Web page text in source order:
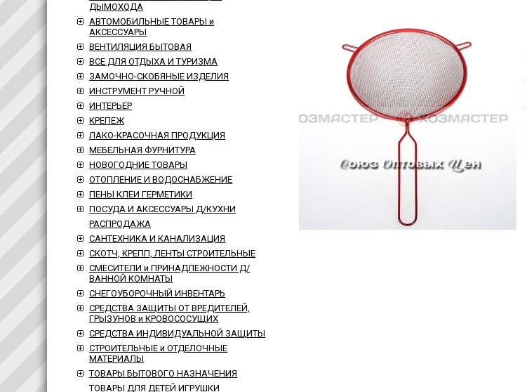
ДЫМОХОДА
АВТОМОБИЛЬНЫЕ ТОВАРЫ и
АКСЕССУАРЫ
ВЕНТИЛЯЦИЯ БЫТОВАЯ
ВСЕ ДЛЯ ОТДЫХА И ТУРИЗМА
ЗАМОЧНО-СКОБЯНЫЕ ИЗДЕЛИЯ
ИНСТРУМЕНТ РУЧНОЙ
ИНТЕРЬЕР
КРЕПЕЖ
ЛАКО-КРАСОЧНАЯ ПРОДУКЦИЯ
МЕБЕЛЬНАЯ ФУРНИТУРА
НОВОГОДНИЕ ТОВАРЫ
ОТОПЛЕНИЕ И ВОДОСНАБЖЕНИЕ
ПЕНЫ КЛЕИ ГЕРМЕТИКИ
ПОСУДА И АКСЕССУАРЫ Д/КУХНИ
РАСПРОДАЖА
САНТЕХНИКА И КАНАЛИЗАЦИЯ
СКОТЧ, КРЕПП, ЛЕНТЫ СТРОИТЕЛЬНЫЕ
СМЕСИТЕЛИ и ПРИНАДЛЕЖНОСТИ Д/
ВАННОЙ КОМНАТЫ
СНЕГОУБОРОЧНЫЙ ИНВЕНТАРЬ
СРЕДСТВА ЗАЩИТЫ ОТ ВРЕДИТЕЛЕЙ,
ГРЫЗУНОВ и КРОВОСОСУЩИХ
СРЕДСТВА ИНДИВИДУАЛЬНОЙ ЗАЩИТЫ
СТРОИТЕЛЬНЫЕ и ОТДЕЛОЧНЫЕ
МАТЕРИАЛЫ
ТОВАРЫ БЫТОВОГО НАЗНАЧЕНИЯ
ТОВАРЫ ДЛЯ ДЕТЕЙ ИГРУШКИ